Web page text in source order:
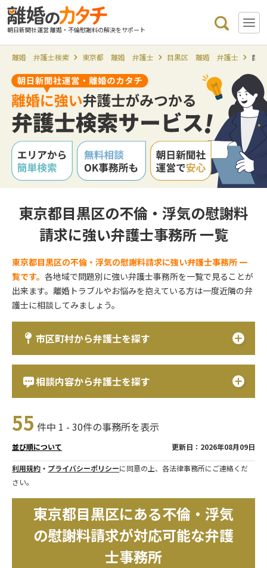
朝日新聞社運営 離婚・不倫慰謝料の解決をサポート
離婚 弁護士検索 東京都 離婚 弁護士 目黒区 離婚 弁護士 目
東京都目黒区の不倫・浮気の慰謝料
請求に強い弁護士事務所 一覧
東京都目黒区の不倫・浮気の慰謝料請求に強い弁護士事務所 一
覧です。各地域で問題別に強い弁護士事務所を一覧で見ることが
出来ます。離婚トラブルやお悩みを抱えている方は一度近隣の弁
護士に相談してみましょう。
市区町村から弁護士を探す
相談内容から弁護士を探す
55 件中 1 - 30件の事務所を表示
並び順について 更新日：2026年08月09日
利用規約 ・ プライバシーポリシーに同意の上、各法律事務所にご連絡くだ
さい。
東京都目黒区にある不倫・浮気
の慰謝料請求が対応可能な弁護
士事務所